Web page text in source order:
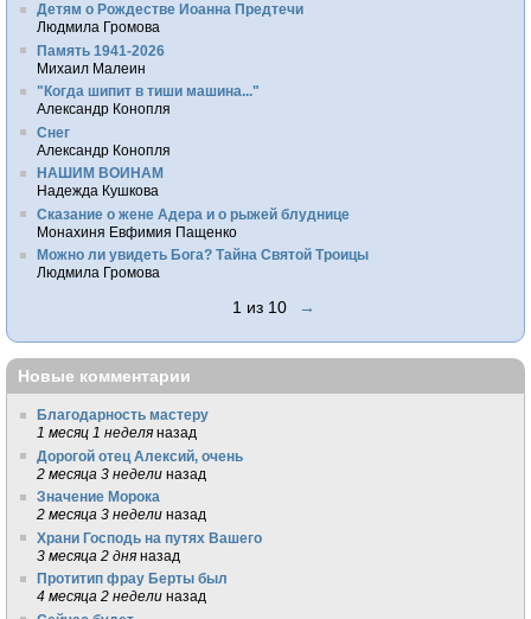
Детям о Рождестве Иоанна Предтечи
Людмила Громова
Память 1941-2026
Михаил Малеин
"Когда шипит в тиши машина..."
Александр Конопля
Снег
Александр Конопля
НАШИМ ВОИНАМ
Надежда Кушкова
Сказание о жене Адера и о рыжей блуднице
Монахиня Евфимия Пащенко
Можно ли увидеть Бога? Тайна Святой Троицы
Людмила Громова
1 из 10 →
Новые комментарии
Благодарность мастеру
1 месяц 1 неделя назад
Дорогой отец Алексий, очень
2 месяца 3 недели назад
Значение Морока
2 месяца 3 недели назад
Храни Господь на путях Вашего
3 месяца 2 дня назад
Протитип фрау Берты был
4 месяца 2 недели назад